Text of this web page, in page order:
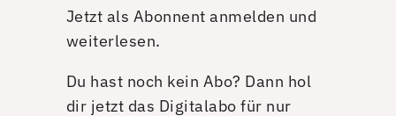
Jetzt als Abonnent anmelden und
weiterlesen.
Du hast noch kein Abo? Dann hol
dir jetzt das Digitalabo für nur